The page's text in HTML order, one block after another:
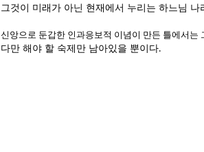
그것이 미래가 아닌 현재에서 누리는 하느님
신앙으로 둔갑한 인과응보적 이념이 만든 틀에서는
다만 해야 할 숙제만 남아있을 뿐이다.